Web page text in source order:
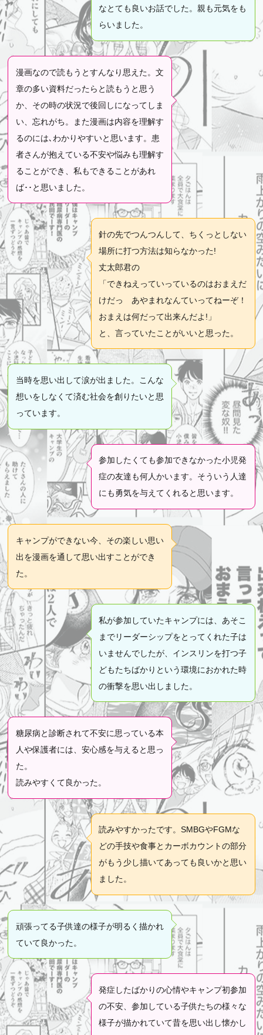
なとても良いお話でした。親も元気をも
らいました。
漫画なので読もうとすんなり思えた。文
章の多い資料だったらと読もうと思う
か、その時の状況で後回しになってしま
い、忘れがち。また漫画は内容を理解す
るのには､わかりやすいと思います。患
者さんが抱えている不安や悩みも理解す
ることができ、私もできることがあれ
ば･･と思いました。
針の先でつんつんして、ちくっとしない
場所に打つ方法は知らなかった!
丈太郎君の
「できねえっていっているのはおまえだ
けだっ あやまれなんていってねーぞ！
おまえは何だって出来んだよ!」
と、言っていたことがいいと思った。
当時を思い出して涙が出ました。こんな
想いをしなくて済む社会を創りたいと思
っています。
参加したくても参加できなかった小児発
症の友達も何人かいます。そういう人達
にも勇気を与えてくれると思います。
キャンプができない今、その楽しい思い
出を漫画を通して思い出すことができ
た。
私が参加していたキャンプには、あそこ
までリーダーシップをとってくれた子は
いませんでしたが、インスリンを打つ子
どもたちばかりという環境におかれた時
の衝撃を思い出しました。
糖尿病と診断されて不安に思っている本
人や保護者には、安心感を与えると思っ
た。
読みやすくて良かった。
読みやすかったです。SMBGやFGMな
どの手技や食事とカーボカウントの部分
がもう少し描いてあっても良いかと思い
ました。
頑張ってる子供達の様子が明るく描かれ
ていて良かった。
発症したばかりの心情やキャンプ初参加
の不安、参加している子供たちの様々な
様子が描かれていて昔を思い出し懐かし